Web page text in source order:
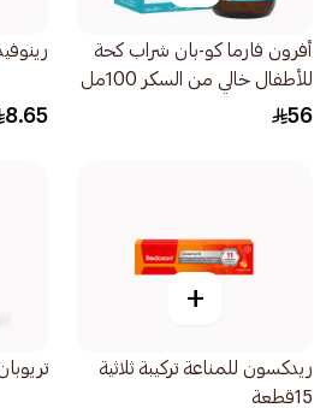
أفرون فارما كو-بان شراب كحة
للأطفال خالي من السكر 100مل
56
رينوفيد
8.65
+
ريدكسون للمناعة تركيبة ثلاثية
15قطعة
تريوبان